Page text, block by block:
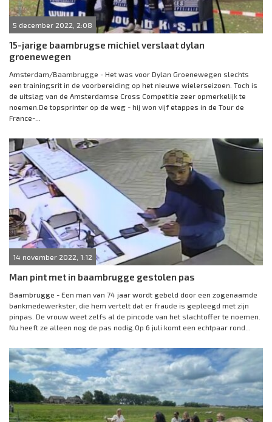
5 december 2022, 2:08
15-jarige baambrugse michiel verslaat dylan
groenewegen
Amsterdam/Baambrugge - Het was voor Dylan Groenewegen slechts
een trainingsrit in de voorbereiding op het nieuwe wielerseizoen. Toch is
de uitslag van de Amsterdamse Cross Competitie zeer opmerkelijk te
noemen.De topsprinter op de weg - hij won vijf etappes in de Tour de
France-...
14 november 2022, 1:12
Man pint met in baambrugge gestolen pas
Baambrugge - Een man van 74 jaar wordt gebeld door een zogenaamde
bankmedewerkster, die hem vertelt dat er fraude is gepleegd met zijn
pinpas. De vrouw weet zelfs al de pincode van het slachtoffer te noemen.
Nu heeft ze alleen nog de pas nodig.Op 6 juli komt een echtpaar rond...